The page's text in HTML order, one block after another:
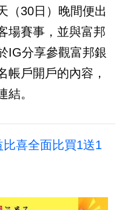
（30日）晚間便出
場賽事，並與富邦
IG分享參觀富邦銀
帳戶開戶的內容，
結。
喜全面比買1送1